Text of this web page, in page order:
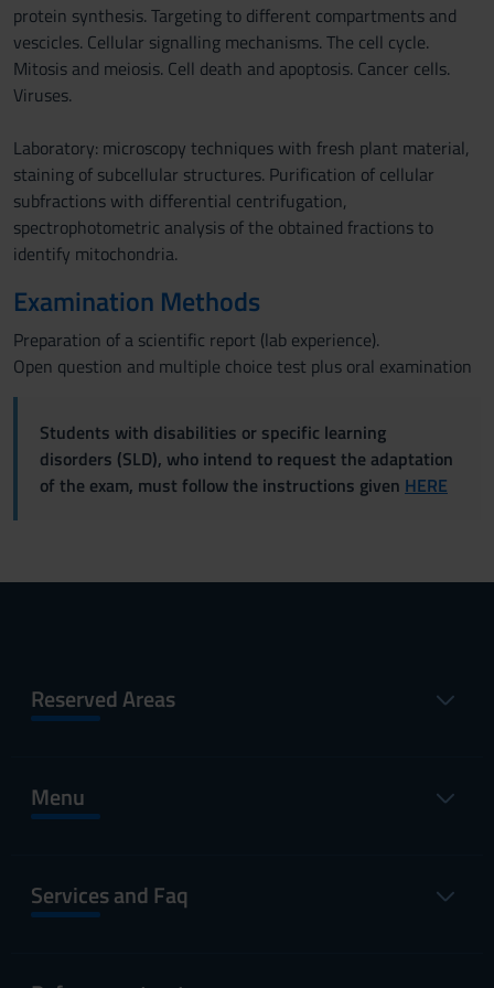
protein synthesis. Targeting to different compartments and
vescicles. Cellular signalling mechanisms. The cell cycle.
Mitosis and meiosis. Cell death and apoptosis. Cancer cells.
Viruses.
Laboratory: microscopy techniques with fresh plant material,
staining of subcellular structures. Purification of cellular
subfractions with differential centrifugation,
spectrophotometric analysis of the obtained fractions to
identify mitochondria.
Examination Methods
Preparation of a scientific report (lab experience).
Open question and multiple choice test plus oral examination
Students with disabilities or specific learning
disorders (SLD), who intend to request the adaptation
of the exam, must follow the instructions given HERE
Reserved Areas
Menu
Services and Faq